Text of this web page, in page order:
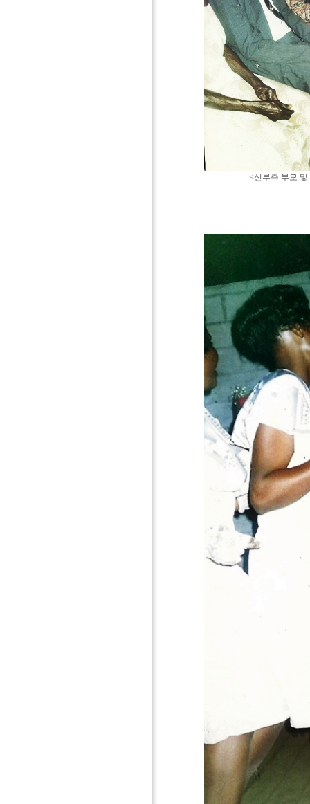
<신부측 부모 및